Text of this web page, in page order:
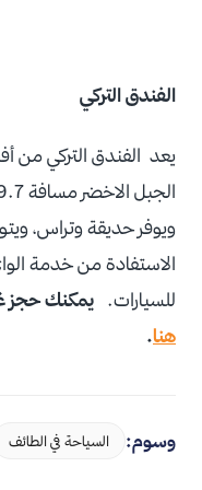
الفندق التركي
يعد الفندق التركي من
ويوفر حديقة وتراس،
الاستفادة من خدمة
للسيارات. يمكنك حجز
هنا.
وسوم: السياحة في الطائف